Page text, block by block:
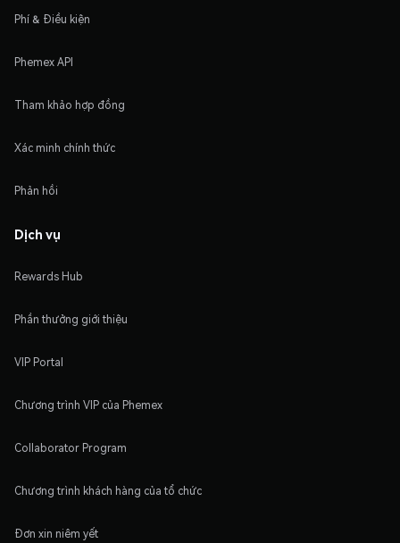
Phí & Điều kiện
Phemex API
Tham khảo hợp đồng
Xác minh chính thức
Phản hồi
Dịch vụ
Rewards Hub
Phần thưởng giới thiệu
VIP Portal
Chương trình VIP của Phemex
Collaborator Program
Chương trình khách hàng của tổ chức
Đơn xin niêm yết